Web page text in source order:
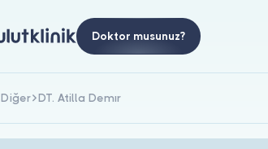
Doktor musunuz?
Diğer DT. Atilla Demır